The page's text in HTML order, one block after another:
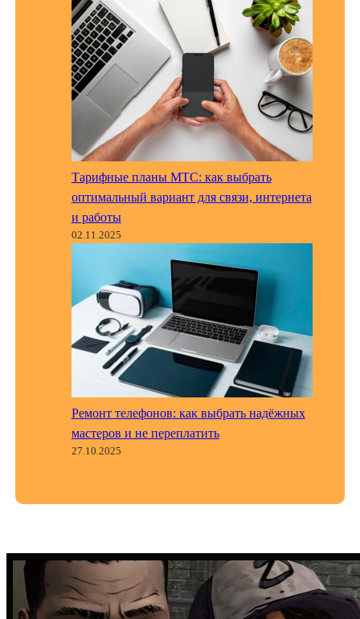
Тарифные планы МТС: как выбрать
оптимальный вариант для связи, интернета
и работы
02.11.2025
Ремонт телефонов: как выбрать надёжных
мастеров и не переплатить
27.10.2025